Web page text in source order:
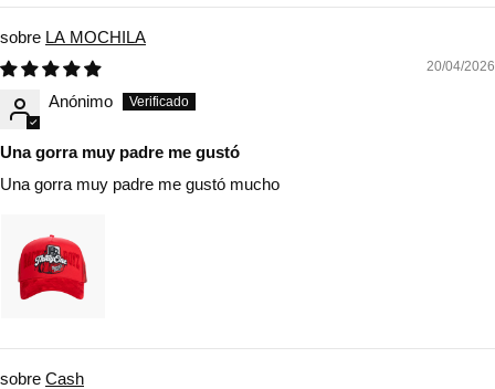
LA MOCHILA
20/04/2026
Anónimo
Una gorra muy padre me gustó
Una gorra muy padre me gustó mucho
Cash